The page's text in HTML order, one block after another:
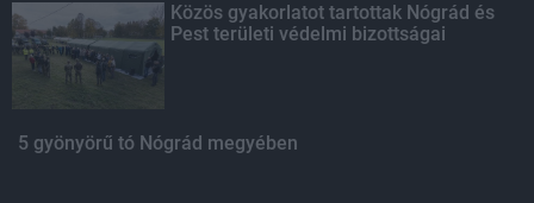
Közös gyakorlatot tartottak Nógrád és
Pest területi védelmi bizottságai
5 gyönyörű tó Nógrád megyében